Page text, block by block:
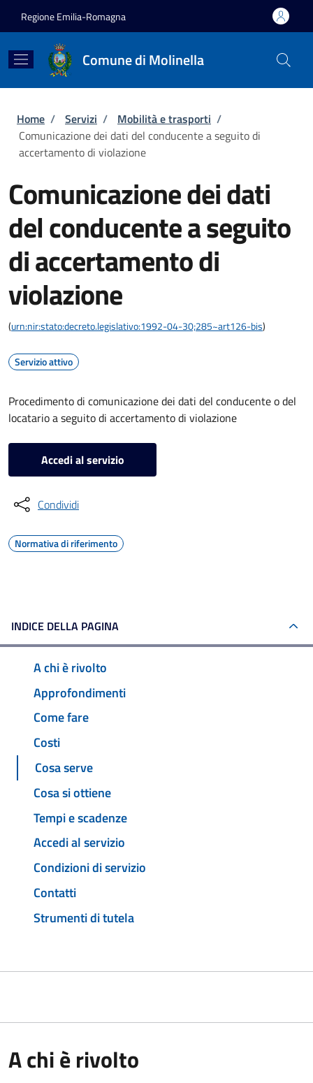
Regione Emilia-Romagna
Comune di Molinella
Briciole di pane
Home / Servizi / Mobilità e trasporti /
Comunicazione dei dati del conducente a seguito di
accertamento di violazione
Comunicazione dei dati
del conducente a seguito
di accertamento di
violazione
(urn:nir:stato:decreto.legislativo:1992-04-30;285~art126-bis)
Servizio attivo
Procedimento di comunicazione dei dati del conducente o del
locatario a seguito di accertamento di violazione
Accedi al servizio
Condividi
Normativa di riferimento
INDICE DELLA PAGINA
A chi è rivolto
Approfondimenti
Come fare
Costi
Cosa serve
Cosa si ottiene
Tempi e scadenze
Accedi al servizio
Condizioni di servizio
Contatti
Strumenti di tutela
A chi è rivolto